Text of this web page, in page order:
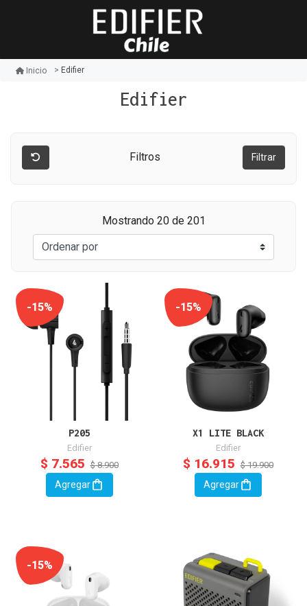
Inicio Edifier
Edifier
Filtros Filtrar
Mostrando 20 de 201
-15%
P205
Edifier
$ 8.900
$ 7.565
Agregar
-15%
X1 LITE BLACK
Edifier
$ 19.900
$ 16.915
Agregar
-15%